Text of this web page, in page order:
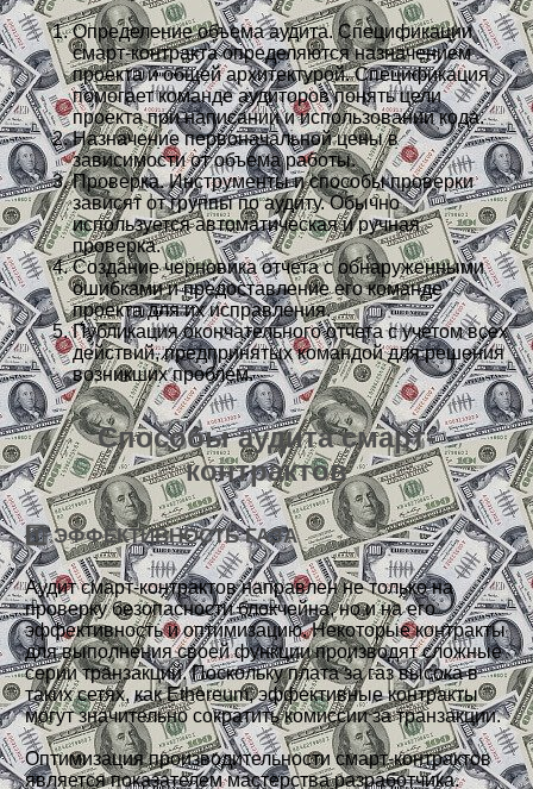
Определение объема аудита. Спецификации
смарт-контракта определяются назначением
проекта и общей архитектурой. Спецификация
помогает команде аудиторов понять цели
проекта при написании и использовании кода.
Назначение первоначальной цены в
зависимости от объема работы.
Проверка. Инструменты и способы проверки
зависят от группы по аудиту. Обычно
используется автоматическая и ручная
проверка.
Создание черновика отчета с обнаруженными
ошибками и предоставление его команде
проекта для их исправления.
Публикация окончательного отчета с учетом всех
действий, предпринятых командой для решения
возникших проблем.
Способы аудита смарт-
контрактов
1️⃣ ЭФФЕКТИВНОСТЬ ГАЗА
Аудит смарт-контрактов направлен не только на
проверку безопасности блокчейна, но и на его
эффективность и оптимизацию. Некоторые контракты
для выполнения своей функции производят сложные
серии транзакций. Поскольку плата за газ высока в
таких сетях, как Ethereum, эффективные контракты
могут значительно сократить комиссии за транзакции.
Оптимизация производительности смарт-контрактов
является показателем мастерства разработчика.